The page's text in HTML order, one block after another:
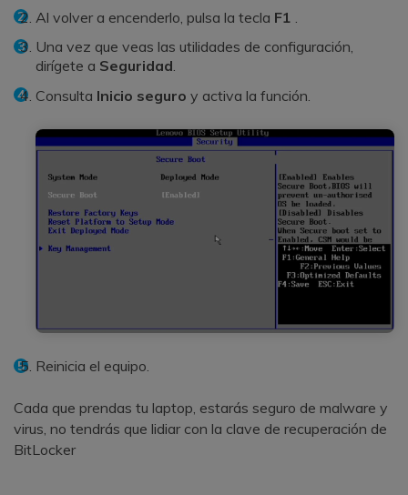
Al volver a encenderlo, pulsa la tecla F1 .
Una vez que veas las utilidades de configuración,
dirígete a Seguridad.
Consulta Inicio seguro y activa la función.
Reinicia el equipo.
Cada que prendas tu laptop, estarás seguro de malware y
virus, no tendrás que lidiar con la clave de recuperación de
BitLocker